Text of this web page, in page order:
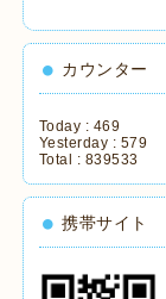
カウンター
Today : 469
Yesterday : 579
Total : 839533
携帯サイト